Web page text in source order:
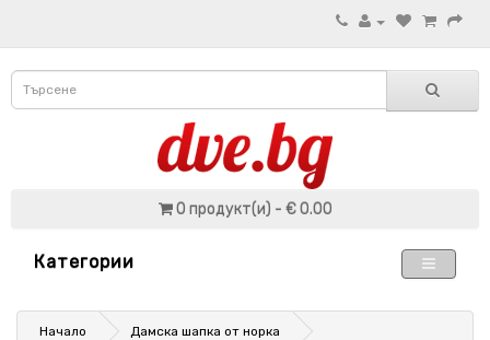
0 продукт(и) - € 0.00
Категории
Начало Дамска шапка от норка